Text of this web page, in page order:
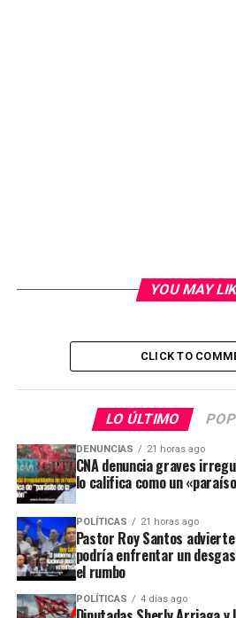
YOU MAY
CLICK TO
LO ÚLTIMO
DENUNCIAS 21 horas ago
CNA denuncia graves
lo califica como un
POLÍTICAS 21 horas ago
Pastor Roy Santos
podría enfrentar un
el rumbo
POLÍTICAS 4 días ago